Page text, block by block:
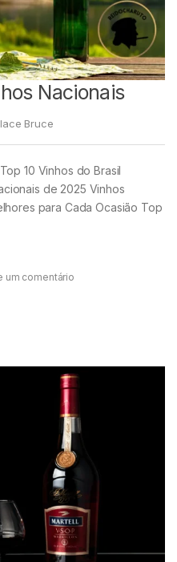
Nacionais
Bruce
10 Vinhos do Brasil
de 2025 Vinhos
para Cada Ocasião Top
um comentário